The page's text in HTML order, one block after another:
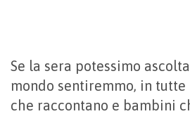
Se la sera potessimo
mondo sentiremmo, in
che raccontano e bambini